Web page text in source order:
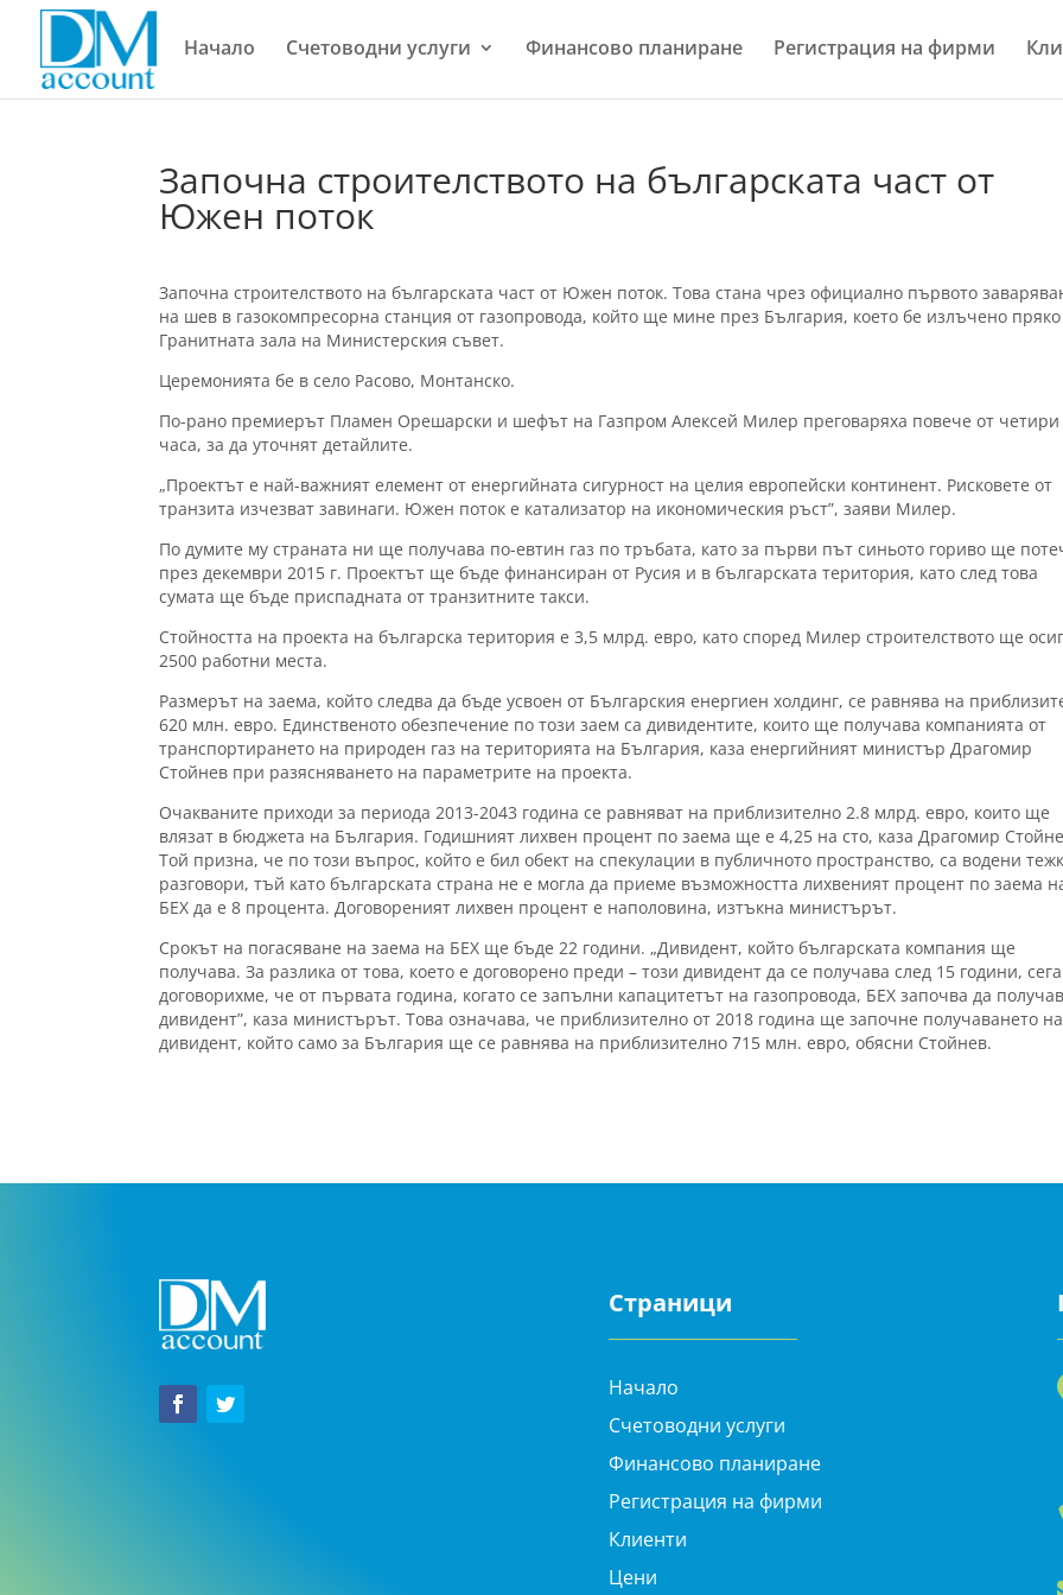
Начало Счетоводни услуги Финансово планиране Регистрация на фирми
Започна строителството на българската част от
Южен поток
Започна строителството на българската част от Южен поток. Това стана чрез официално първото
на шев в газокомпресорна станция от газопровода, който ще мине през България, което бе излъчено
Гранитната зала на Министерския съвет.
Церемонията бе в село Расово, Монтанско.
По-рано премиерът Пламен Орешарски и шефът на Газпром Алексей Милер преговаряха повече от четири
часа, за да уточнят детайлите.
„Проектът е най-важният елемент от енергийната сигурност на целия eвропейски континент. Рисковете от
транзита изчезват завинаги. Южен поток е катализатор на икономическия ръст”, заяви Милер.
По думите му страната ни ще получава по-евтин газ по тръбата, като за първи път синьото гориво ще
през декември 2015 г. Проектът ще бъде финансиран от Русия и в българската територия, като след това
сумата ще бъде приспадната от транзитните такси.
Стойността на проекта на българска територия е 3,5 млрд. евро, като според Милер строителството ще
2500 работни места.
Размерът на заема, който следва да бъде усвоен от Българския енергиен холдинг, се равнява на
620 млн. евро. Единственото обезпечение по този заем са дивидентите, които ще получава компанията от
транспортирането на природен газ на територията на България, каза енергийният министър Драгомир
Стойнев при разясняването на параметрите на проекта.
Очакваните приходи за периода 2013-2043 година се равняват на приблизително 2.8 млрд. евро, които ще
влязат в бюджета на България. Годишният лихвен процент по заема ще е 4,25 на сто, каза Драгомир
Той призна, че по този въпрос, който е бил обект на спекулации в публичното пространство, са водени
разговори, тъй като българската страна не е могла да приеме възможността лихвеният процент по заема
БЕХ да е 8 процента. Договореният лихвен процент е наполовина, изтъкна министърът.
Срокът на погасяване на заема на БЕХ ще бъде 22 години. „Дивидент, който българската компания ще
получава. За разлика от това, което е договорено преди – този дивидент да се получава след 15 години,
договорихме, че от първата година, когато се запълни капацитетът на газопровода, БЕХ започва да
дивидент”, каза министърът. Това означава, че приблизително от 2018 година ще започне получаването на
дивидент, който само за България ще се равнява на приблизително 715 млн. евро, обясни Стойнев.
Страници
Начало
Счетоводни услуги
Финансово планиране
Регистрация на фирми
Клиенти
Цени